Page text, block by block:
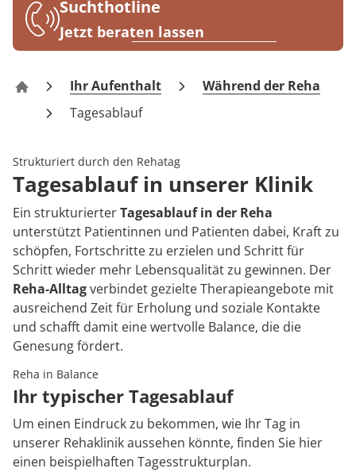
Karriere
Suchthotline
Jetzt beraten lassen
Klinik Am Waldsee
Ihr Aufenthalt
Während der Reha
Tagesablauf
Strukturiert durch den Rehatag
Tagesablauf in unserer Klinik
Ein strukturierterTagesablauf in der Reha
unterstützt Patientinnen und Patienten dabei, Kraft zu
schöpfen, Fortschritte zu erzielen und Schritt für
Schritt wieder mehr Lebensqualität zu gewinnen. Der
Reha-Alltagverbindet gezielte Therapieangebote mit
ausreichend Zeit für Erholung und soziale Kontakte
und schafft damit eine wertvolle Balance, die die
Genesung fördert.
Reha in Balance
Ihr typischer Tagesablauf
Um einen Eindruck zu bekommen, wie Ihr Tag in
unserer Rehaklinik aussehen könnte, finden Sie hier
einen beispielhaften Tagesstrukturplan.